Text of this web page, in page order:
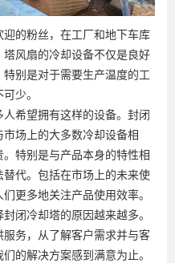
的粉丝，在工厂和地下车库
风扇的冷却设备不仅是良好
别是对于需要生产温度的工
少。
希望拥有这样的设备。封闭
场上的大多数冷却设备相
特别是与产品本身的特性相
代。包括在市场上的未来使
更多地关注产品使用效率。
闭冷却塔的原因越来越多。
务，从了解客户需求并与客
的解决方案感到满意为止。